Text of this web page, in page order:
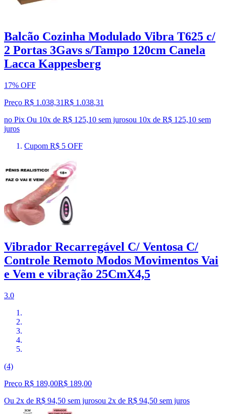
Balcão Cozinha Modulado Vibra T625 c/
2 Portas 3Gavs s/Tampo 120cm Canela
Lacca Kappesberg
17% OFF
Preço R$ 1.038,31R$ 1.038,31
no Pix Ou 10x de R$ 125,10 sem jurosou 10x de R$ 125,10 sem
juros
Cupom R$ 5 OFF
Vibrador Recarregável C/ Ventosa C/
Controle Remoto Modos Movimentos Vai
e Vem e vibração 25CmX4,5
3.0
(4)
Preço R$ 189,00R$ 189,00
Ou 2x de R$ 94,50 sem jurosou 2x de R$ 94,50 sem juros